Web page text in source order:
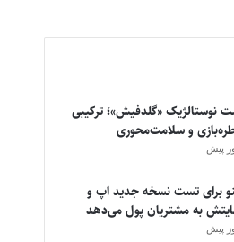
نوستالژیک «گلدفیش»؛ ترکیبی
و سلامت‌محوری
برای تست نسخه جدید اپ و
به مشتریان پول می‌دهد